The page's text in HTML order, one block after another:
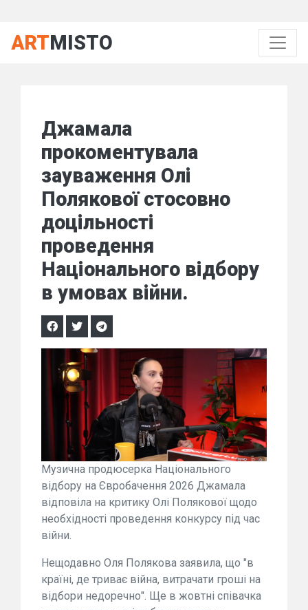
ARTMISTO
Джамала
прокоментувала
зауваження Олі
Полякової стосовно
доцільності
проведення
Національного відбору
в умовах війни.
Музична продюсерка Національного
відбору на Євробачення 2026 Джамала
відповіла на критику Олі Полякової щодо
необхідності проведення конкурсу під час
війни.
Нещодавно Оля Полякова заявила, що "в
країні, де триває війна, витрачати гроші на
відбори недоречно". Ще в жовтні співачка